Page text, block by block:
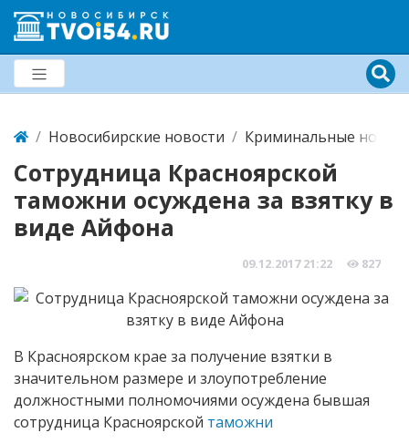
Новосибирские новости Криминальные
Сотрудница Красноярской
таможни осуждена за взятку в
виде Айфона
09.12.2017 21:22 827
В Красноярском крае за получение взятки в
значительном размере и злоупотребление
должностными полномочиями осуждена бывшая
сотрудница Красноярской таможни